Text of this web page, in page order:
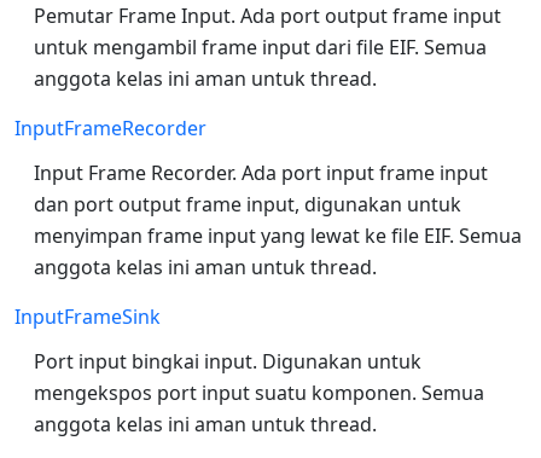
Pemutar Frame Input. Ada port output frame input
untuk mengambil frame input dari file EIF. Semua
anggota kelas ini aman untuk thread.
InputFrameRecorder
Input Frame Recorder. Ada port input frame input
dan port output frame input, digunakan untuk
menyimpan frame input yang lewat ke file EIF. Semua
anggota kelas ini aman untuk thread.
InputFrameSink
Port input bingkai input. Digunakan untuk
mengekspos port input suatu komponen. Semua
anggota kelas ini aman untuk thread.